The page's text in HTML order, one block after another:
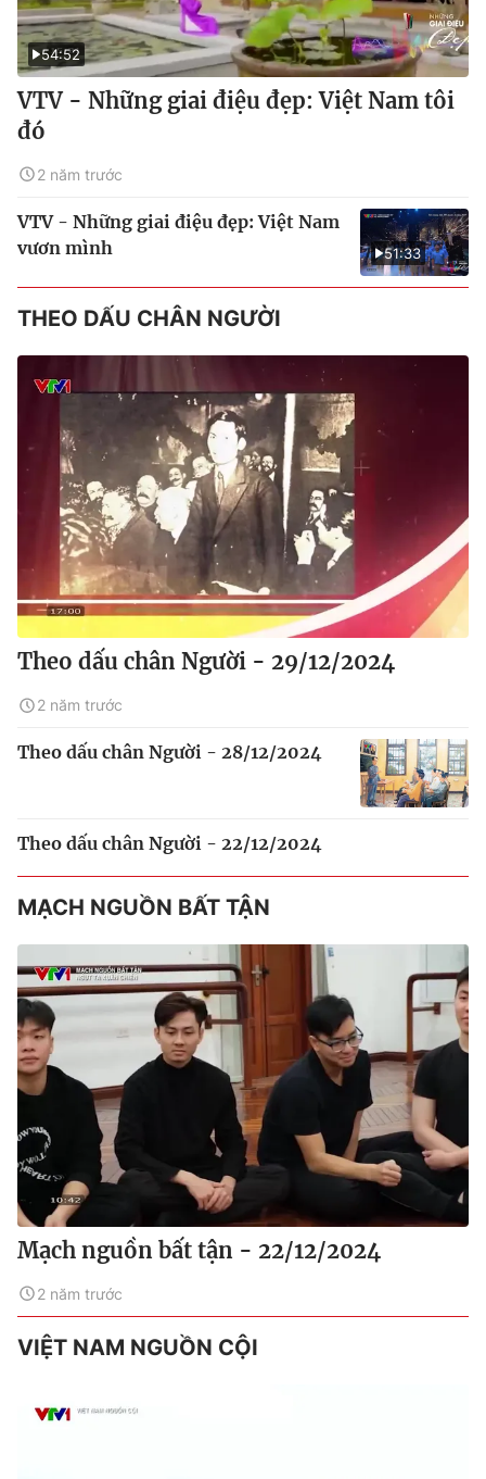
54:52
VTV - Những giai điệu đẹp: Việt Nam tôi
đó
2 năm trước
51:33
VTV - Những giai điệu đẹp: Việt Nam
vươn mình
THEO DẤU CHÂN NGƯỜI
Theo dấu chân Người - 29/12/2024
2 năm trước
Theo dấu chân Người - 28/12/2024
Theo dấu chân Người - 22/12/2024
MẠCH NGUỒN BẤT TẬN
Mạch nguồn bất tận - 22/12/2024
2 năm trước
VIỆT NAM NGUỒN CỘI